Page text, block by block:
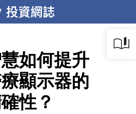
如何提升
顯示器的
性？